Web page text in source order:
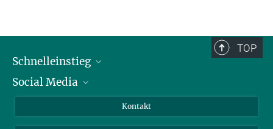
TOP
Schnelleinstieg
Alumni
Social Media
Kontakt